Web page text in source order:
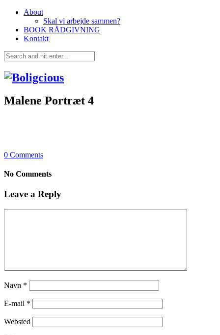
About
Skal vi arbejde sammen?
BOOK RÅDGIVNING
Kontakt
Malene Portræt 4
0 Comments
No Comments
Leave a Reply
Navn *
E-mail *
Websted